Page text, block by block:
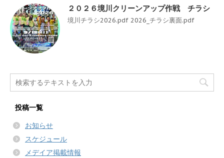
２０２６境川クリーンアップ作戦 チラシ
境川チラシ2026.pdf 2026_チラシ裏面.pdf
投稿一覧
お知らせ
スケジュール
メデイア掲載情報